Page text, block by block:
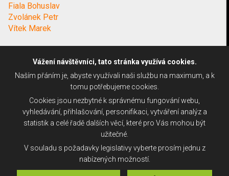
Fiala Bohuslav
Zvolánek Petr
Vítek Marek
Vážení návštěvníci, tato stránka využívá cookies.
Naším přáním je, abyste využívali naši službu na maximum, a k
tomu potřebujeme cookies.
Cookies jsou nezbytné k správnému fungování webu,
vyhledávání, přihlašování, personifikaci, vytváření analýz a
statistik a celé řadě dalších věcí, které pro Vás mohou být
užitečné.
V souladu s požadavky legislativy vyberte prosím jednu z
nabízených možností.